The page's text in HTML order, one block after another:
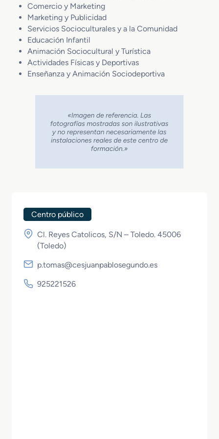
Comercio y Marketing
Marketing y Publicidad
Servicios Socioculturales y a la Comunidad
Educación Infantil
Animación Sociocultural y Turística
Actividades Físicas y Deportivas
Enseñanza y Animación Sociodeportiva
Centro público
Cl. Reyes Catolicos, S/N – Toledo. 45006
(Toledo)
p.tomas@cesjuanpablosegundo.es
925221526